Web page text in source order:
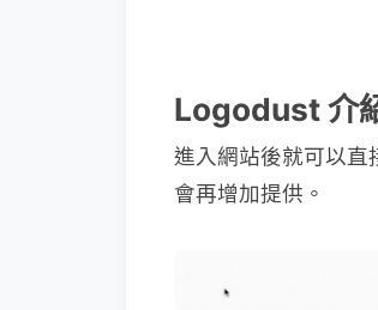
Logodust 介
進入網站後就可以直
會再增加提供。